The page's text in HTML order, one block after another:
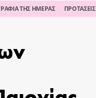
ΤΗΣ ΗΜΕΡΑΣ ΠΡΟΤΑΣΕΙΣ